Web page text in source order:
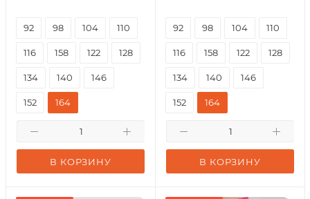
В КОРЗИНУ
92 98 104 110
116 158 122 128
134 140 146
152 164
В КОРЗИНУ
92 98 104 110
116 158 122 128
134 140 146
152 164